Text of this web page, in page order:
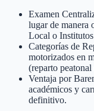
Examen
lugar de manera
Local o
Categorías de
motorizados en
(reparto peatonal
Ventaja por
académicos y
definitivo.